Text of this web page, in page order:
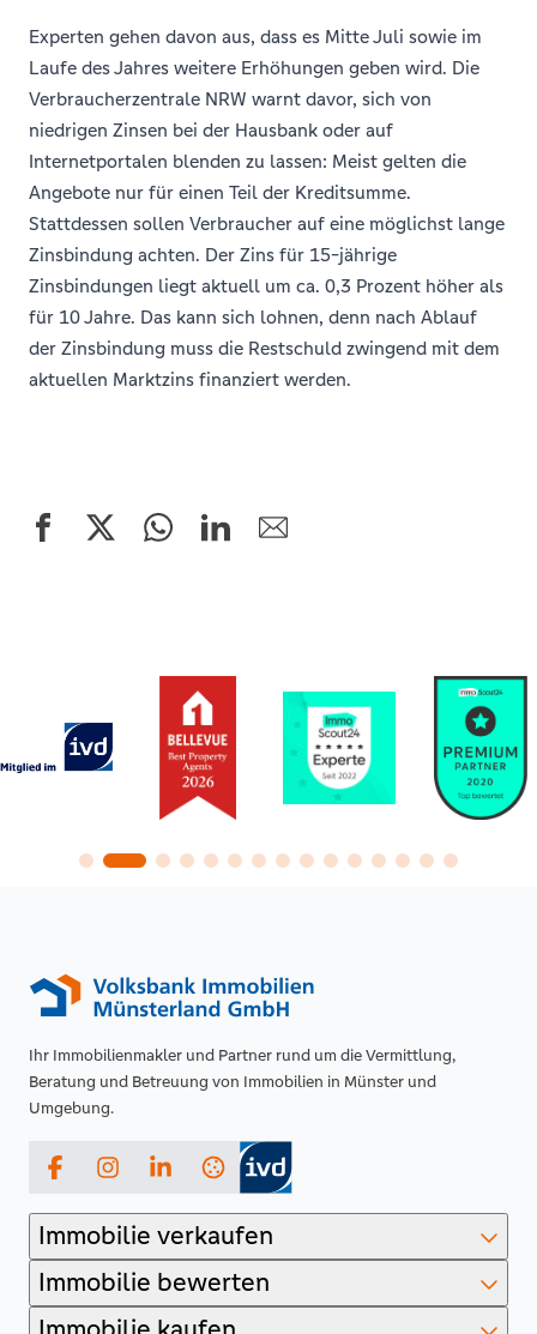
Experten gehen davon aus, dass es Mitte Juli sowie im
Laufe des Jahres weitere Erhöhungen geben wird. Die
Verbraucherzentrale NRW warnt davor, sich von
niedrigen Zinsen bei der Hausbank oder auf
Internetportalen blenden zu lassen: Meist gelten die
Angebote nur für einen Teil der Kreditsumme.
Stattdessen sollen Verbraucher auf eine möglichst lange
Zinsbindung achten. Der Zins für 15-jährige
Zinsbindungen liegt aktuell um ca. 0,3 Prozent höher als
für 10 Jahre. Das kann sich lohnen, denn nach Ablauf
der Zinsbindung muss die Restschuld zwingend mit dem
aktuellen Marktzins finanziert werden.
Ihr Immobilienmakler und Partner rund um die Vermittlung,
Beratung und Betreuung von Immobilien in Münster und
Umgebung.
FacebookInstagramLinkedIn
Immobilie verkaufen
Immobilie bewerten